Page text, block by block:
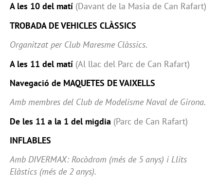
A les 10 del matí (Davant de la Masia de Can Rafart)
TROBADA DE VEHICLES CLÀSSICS
Organitzat per Club Maresme Clàssics.
A les 11 del matí (Al llac del Parc de Can Rafart)
Navegació de MAQUETES DE VAIXELLS
Amb membres del Club de Modelisme Naval de Girona.
De les 11 a la 1 del migdia (Parc de Can Rafart)
INFLABLES
Amb DIVERMAX: Rocòdrom (més de 5 anys) i Llits
Elàstics (més de 2 anys).